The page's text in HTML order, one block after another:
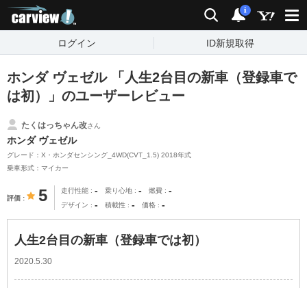
検索 通知
i
ログイン ID新規取得
ホンダ ヴェゼル 「人生2台目の新車（登録車で
は初）」のユーザーレビュー
たくはっちゃん改さん
ホンダ ヴェゼル
グレード：X・ホンダセンシング_4WD(CVT_1.5) 2018年式
乗車形式：マイカー
評価 5 走行性能 - 乗り心地 - 燃費 -
デザイン - 積載性 - 価格 -
人生2台目の新車（登録車では初）
2020.5.30